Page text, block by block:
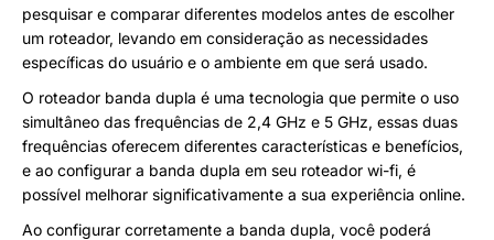
pesquisar e comparar diferentes modelos antes de escolher
um roteador, levando em consideração as necessidades
específicas do usuário e o ambiente em que será usado.
O roteador banda dupla é uma tecnologia que permite o uso
simultâneo das frequências de 2,4 GHz e 5 GHz, essas duas
frequências oferecem diferentes características e benefícios,
e ao configurar a banda dupla em seu roteador wi-fi, é
possível melhorar significativamente a sua experiência online.
Ao configurar corretamente a banda dupla, você poderá